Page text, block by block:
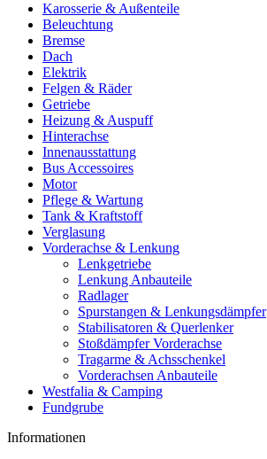
Karosserie & Außenteile
Beleuchtung
Bremse
Dach
Elektrik
Felgen & Räder
Getriebe
Heizung & Auspuff
Hinterachse
Innenausstattung
Bus Accessoires
Motor
Pflege & Wartung
Tank & Kraftstoff
Verglasung
Vorderachse & Lenkung
Lenkgetriebe
Lenkung Anbauteile
Radlager
Spurstangen & Lenkungsdämpfer
Stabilisatoren & Querlenker
Stoßdämpfer Vorderachse
Tragarme & Achsschenkel
Vorderachsen Anbauteile
Westfalia & Camping
Fundgrube
Informationen